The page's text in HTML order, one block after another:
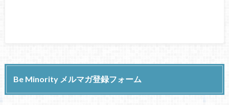
Be Minority メルマガ登録フォーム